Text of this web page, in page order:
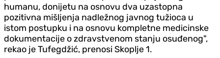
humanu, donijetu na osnovu dva uzastopna
pozitivna mišljenja nadležnog javnog tužioca u
istom postupku i na osnovu kompletne medicinske
dokumentacije o zdravstvenom stanju osuđenog",
rekao je Tufegdžić, prenosi Skoplje 1.